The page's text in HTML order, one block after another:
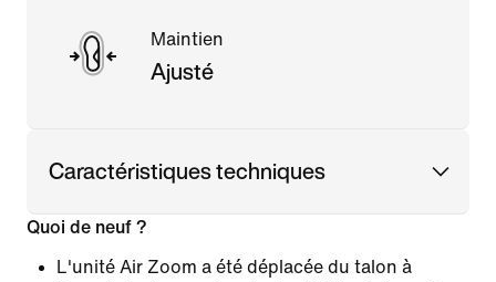
Maintien
Ajusté
Caractéristiques techniques
Quoi de neuf ?
L'unité Air Zoom a été déplacée du talon à